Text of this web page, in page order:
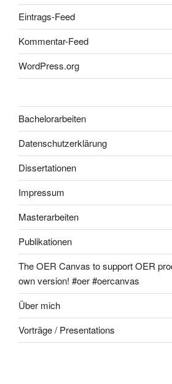
Eintrags-Feed
Kommentar-Feed
WordPress.org
Bachelorarbeiten
Datenschutzerklärung
Dissertationen
Impressum
Masterarbeiten
Publikationen
The OER Canvas to support OER
own version! #oer #oercanvas
Über mich
Vorträge / Presentations